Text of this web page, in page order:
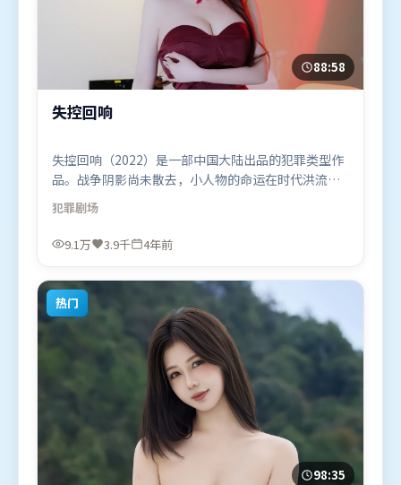
88:58
失控回响
失控回响（2022）是一部中国大陆出品的犯罪类型作
品。战争阴影尚未散去，小人物的命运在时代洪流里
被轻轻托起又放下。人物关系网复杂却不凌乱，每场
对手戏都推动信息增量。由阿彼尔邦执导，白宇、艾
米莉·布朗特、赵丽颖，奥卡菲娜、堺雅人等联袂出
映上线，适合喜欢犯罪题材的观众观看。
犯罪剧场
9.1万 3.9千 4年前
热门
98:35